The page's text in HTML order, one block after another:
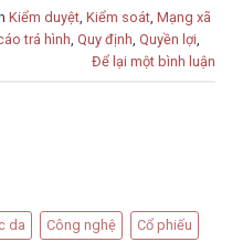
Kiểm duyệt Kiểm soát Mạng xã
trá hình Quy định Quyền lợi
Để lại một bình luận
da Công nghệ Cổ phiếu